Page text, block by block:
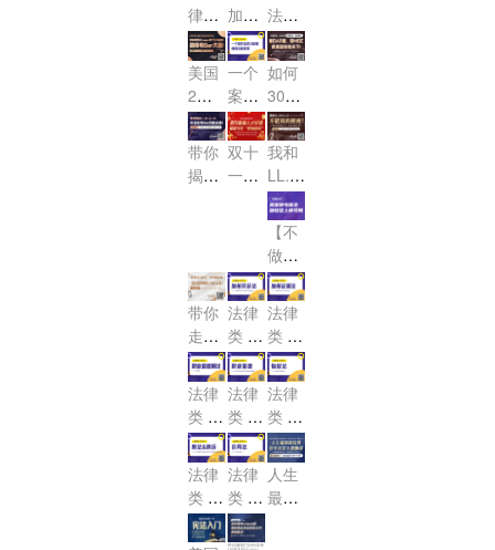
抢！
会！ AR通
关秘
笈快
来
领！
冲
刺！
，令
人心
动的
LL.M
offe
r，请
查收
务市
场是
否“卷
出新
高
度”!
划
对参
加美
国律
考帮
助大
吗？
24年
远程
考试
可能
性及
利
弊？
国律
考备
考计
划改
怎么
做！
律考
TRU
ST
（信
托
法）
公开
课名
仅限
5
个！
加州
律师
考试
介绍
法考
差异
说及
USB
AR学
习备
考经
验分
享
美国
2月
律考
倒计
时，
Essa
踩
坑！
一个
案件
怎样
才能
被纽
约法
如何
30天
快速
提升
MBE
成
绩，
锁定
考Ba
r大
盘！
带你
揭秘
生考
Bar
的那
点
事！
双十
一职
场
我和
LL.M
&J.D
不能
说的
秘
密！
【不
做小
白】
美国
律考
超全
+稳
妥上
岸攻
略
带你
走捷
径，
快速
解
锁“美
国律
师US
BA
R”！
法律
类 U
SBA
R 加
州民
诉法-
Calif
ornia
Civil
Proc
edur
法律
类 U
SBA
R 加
州证
据法-
Calif
ornia
Evid
法律
类 U
SBA
R 职
业道
德测
试-M
法律
类 U
SBA
R 职
业道
德-Pr
ofess
法律
类 U
SBA
R 物
权法-
Real
法律
类 U
SBA
R 刑
法律
类 U
SBA
R 合
人生
最坏
带你解锁“涉外律考